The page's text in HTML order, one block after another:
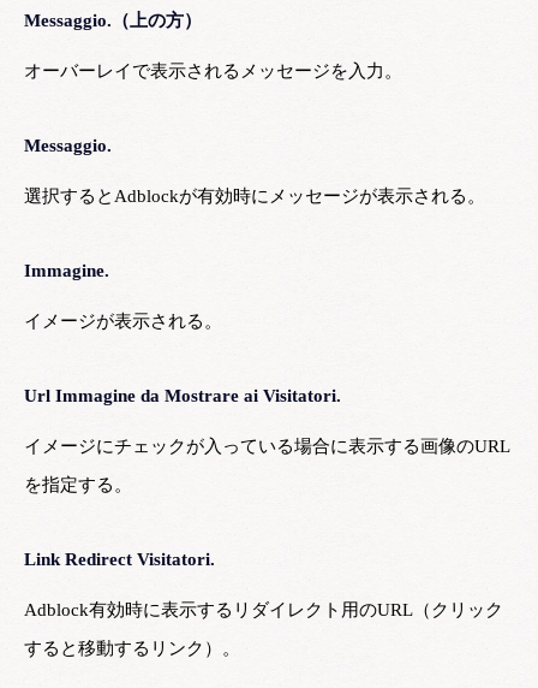
Messaggio.（上の方）
オーバーレイで表示されるメッセージを入力。
Messaggio.
選択するとAdblockが有効時にメッセージが表示される。
Immagine.
イメージが表示される。
Url Immagine da Mostrare ai Visitatori.
イメージにチェックが入っている場合に表示する画像のURL
を指定する。
Link Redirect Visitatori.
Adblock有効時に表示するリダイレクト用のURL（クリック
すると移動するリンク）。